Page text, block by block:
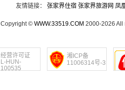
友情链接： 张家界住宿 张家界旅游网 凤
Copyright © WWW.33519.COM 2000-2026 All
经营许可证
L-HUN-
100535
湘ICP备
11006314号-3